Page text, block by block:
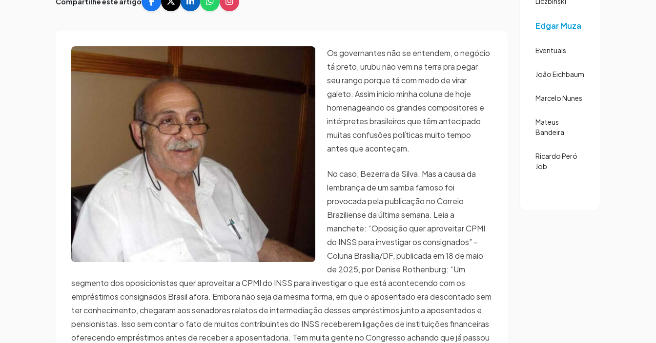
Os governantes não se entendem, o negócio
tá preto, urubu não vem na terra pra pegar
seu rango porque tá com medo de virar
galeto. Assim inicio minha coluna de hoje
homenageando os grandes compositores e
intérpretes brasileiros que têm antecipado
muitas confusões políticas muito tempo
antes que aconteçam.
No caso, Bezerra da Silva. Mas a causa da
lembrança de um samba famoso foi
provocada pela publicação no Correio
Braziliense da última semana. Leia a
manchete: “Oposição quer aproveitar CPMI
do INSS para investigar os consignados” –
Coluna Brasília/DF, publicada em 18 de maio
de 2025, por Denise Rothenburg: “Um
segmento dos oposicionistas quer aproveitar a CPMI do INSS para investigar o que está acontecendo com os
empréstimos consignados Brasil afora. Embora não seja da mesma forma, em que o aposentado era descontado sem
ter conhecimento, chegaram aos senadores relatos de intermediação desses empréstimos junto a aposentados e
pensionistas. Isso sem contar o fato de muitos contribuintes do INSS receberem ligações de instituições financeiras
oferecendo empréstimos antes de receber a aposentadoria. Tem muita gente no Congresso achando que já passou
Edgar Muza
Eventuais
João Eichbaum
Marcelo Nunes
Mateus
Bandeira
Ricardo Peró
Job